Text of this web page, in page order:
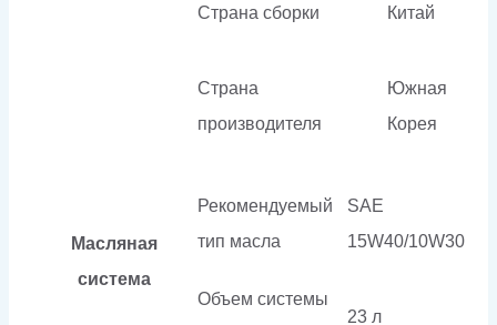
Страна сборки Китай
Страна
производителя
Южная
Корея
Масляная
система
Рекомендуемый
тип масла
SAE
15W40/10W30
Объем системы
23 л